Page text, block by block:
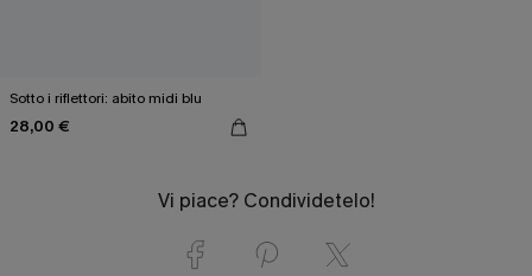
Sotto i riflettori: abito midi blu
28,00 €
Vi piace? Condividetelo!